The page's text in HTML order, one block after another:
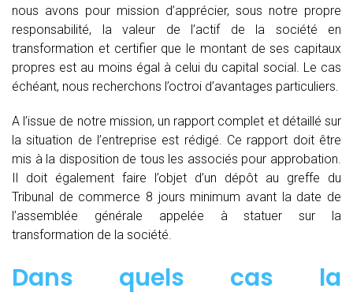
nous avons pour mission d’apprécier, sous notre propre
responsabilité, la valeur de l’actif de la société en
transformation et certifier que le montant de ses capitaux
propres est au moins égal à celui du capital social. Le cas
échéant, nous recherchons l’octroi d’avantages particuliers.
A l’issue de notre mission, un rapport complet et détaillé sur
la situation de l’entreprise est rédigé. Ce rapport doit être
mis à la disposition de tous les associés pour approbation.
Il doit également faire l’objet d’un dépôt au greffe du
Tribunal de commerce 8 jours minimum avant la date de
l’assemblée générale appelée à statuer sur la
transformation de la société.
Dans quels cas la